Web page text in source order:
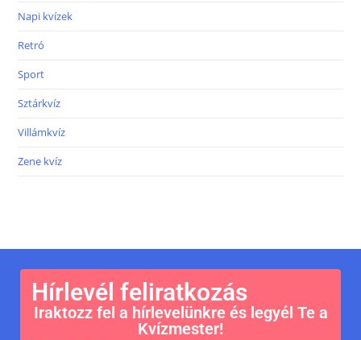
Napi kvízek
Retró
Sport
Sztárkvíz
Villámkvíz
Zene kvíz
Hírlevél feliratkozás
Iraktozz fel a hírlevelünkre és legyél Te a
Kvízmester!